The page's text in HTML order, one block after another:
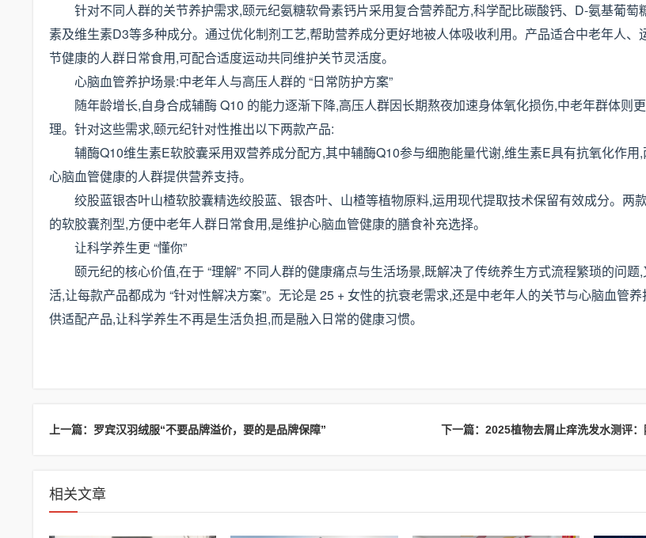
针对不同人群的关节养护需求,颐元纪氨糖软骨素钙片采用复合营养配方,科学配比碳酸钙、D-氨基葡萄
素及维生素D3等多种成分。通过优化制剂工艺,帮助营养成分更好地被人体吸收利用。产品适合中老年人、
节健康的人群日常食用,可配合适度运动共同维护关节灵活度。
心脑血管养护场景:中老年人与高压人群的 “日常防护方案”
随年龄增长,自身合成辅酶 Q10 的能力逐渐下降,高压人群因长期熬夜加速身体氧化损伤,中老年群体则
理。针对这些需求,颐元纪针对性推出以下两款产品:
辅酶Q10维生素E软胶囊采用双营养成分配方,其中辅酶Q10参与细胞能量代谢,维生素E具有抗氧化作用
心脑血管健康的人群提供营养支持。
绞股蓝银杏叶山楂软胶囊精选绞股蓝、银杏叶、山楂等植物原料,运用现代提取技术保留有效成分。两
的软胶囊剂型,方便中老年人群日常食用,是维护心脑血管健康的膳食补充选择。
让科学养生更 “懂你”
颐元纪的核心价值,在于 “理解” 不同人群的健康痛点与生活场景,既解决了传统养生方式流程繁琐的问题
活,让每款产品都成为 “针对性解决方案”。无论是 25 + 女性的抗衰老需求,还是中老年人的关节与心脑血管
供适配产品,让科学养生不再是生活负担,而是融入日常的健康习惯。
上一篇：罗宾汉羽绒服“不要品牌溢价，要的是品牌保障”
相关文章